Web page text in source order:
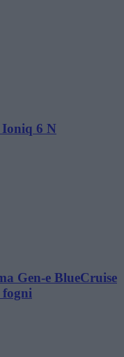
6 N
Gen-e BlueCruise